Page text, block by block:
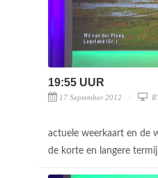
19:55 UUR
17 September 2012
actuele weerkaart en de
de korte en langere